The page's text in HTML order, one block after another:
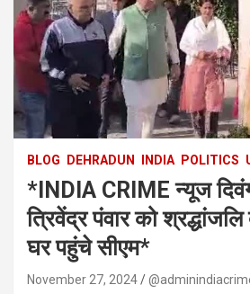
BLOG DEHRADUN INDIA POLITICS
*INDIA CRIME न्यूज
त्रिवेंद्र पंवार को
घर पहुंचे सीएम*
November 27, 2024